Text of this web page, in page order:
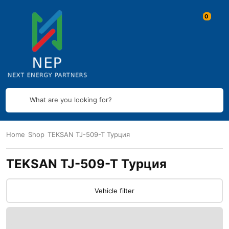
What are you looking for?
Home Shop TEKSAN TJ-509-T Турция
TEKSAN TJ-509-T Турция
Vehicle filter